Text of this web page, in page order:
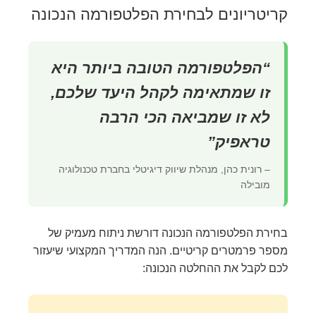
קריטריונים לבחירת הפלטפורמה הנכונה
“הפלטפורמה הטובה ביותר היא
זו שמתאימה לקהל היעד שלכם,
לא זו שמביאה הכי הרבה
טראפיק”
– רונית כהן, מנהלת שיווק דיגיטלי בחברת טכנולוגיה
מובילה
בחירת הפלטפורמה הנכונה דורשת ניתוח מעמיק של
מספר פרמטרים קריטיים. הנה המדריך המקצועי שיעזור
לכם לקבל את ההחלטה הנכונה: